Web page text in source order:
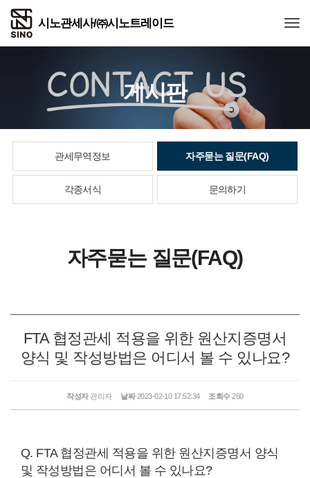
게시판
관세무역정보 자주묻는 질문(FAQ)
각종서식 문의하기
자주묻는 질문(FAQ)
FTA 협정관세 적용을 위한 원산지증명서
양식 및 작성방법은 어디서 볼 수 있나요?
작성자관리자 날짜2023-02-10 17:52:34 조회수260
Q. FTA 협정관세 적용을 위한 원산지증명서 양식
및 작성방법은 어디서 볼 수 있나요?